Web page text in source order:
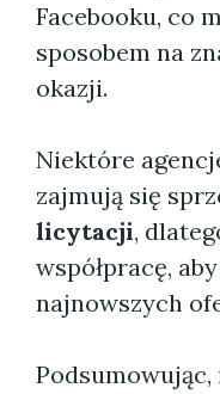
Facebooku, co
sposobem na
okazji.
Niektóre
zajmują się
licytacji,
współpracę,
najnowszych